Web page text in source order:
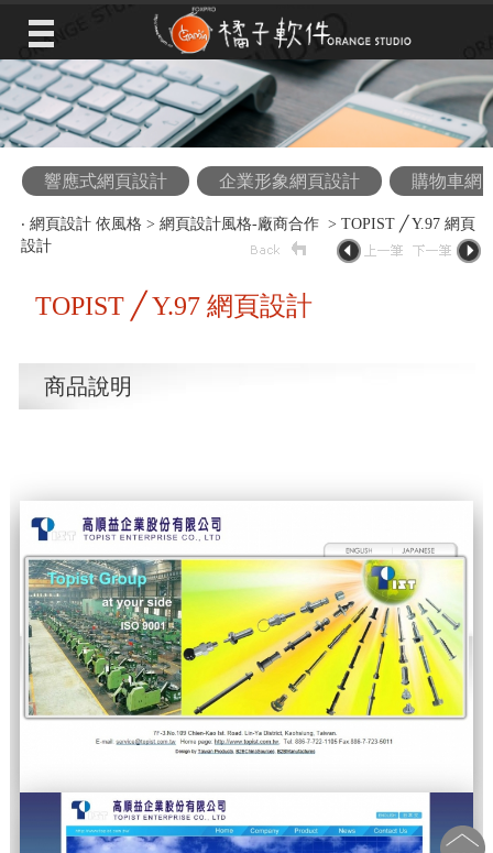
響應式網頁設計 企業形象網頁設計 購物車網
‧ 網頁設計 依風格> 網頁設計風格-廠商合作 > TOPIST ╱ Y.97 網頁
設計
TOPIST ╱ Y.97 網頁設計
商品說明